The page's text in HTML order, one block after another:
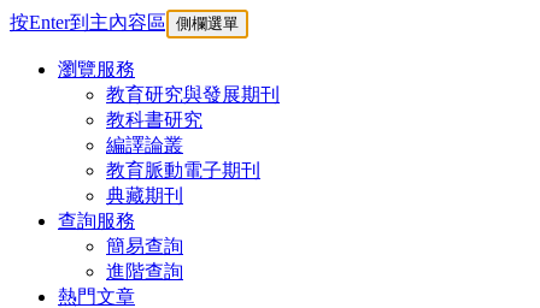
按Enter到主內容區 側欄選單
瀏覽服務
教育研究與發展期刊
教科書研究
編譯論叢
教育脈動電子期刊
典藏期刊
查詢服務
簡易查詢
進階查詢
熱門文章